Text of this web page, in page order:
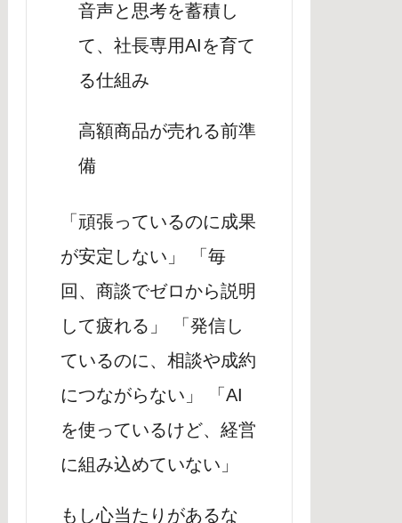
音声と思考を蓄積し
て、社長専用AIを育て
る仕組み
高額商品が売れる前準
備
「頑張っているのに成果
が安定しない」 「毎
回、商談でゼロから説明
して疲れる」 「発信し
ているのに、相談や成約
につながらない」 「AI
を使っているけど、経営
に組み込めていない」
もし心当たりがあるな